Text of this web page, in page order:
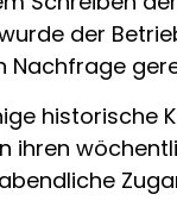
der
Nachfrage
historische
ihren